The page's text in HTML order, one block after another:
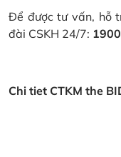
Để được tư vấn, hỗ
đài CSKH 24/7:
Chi tiet CTKM the